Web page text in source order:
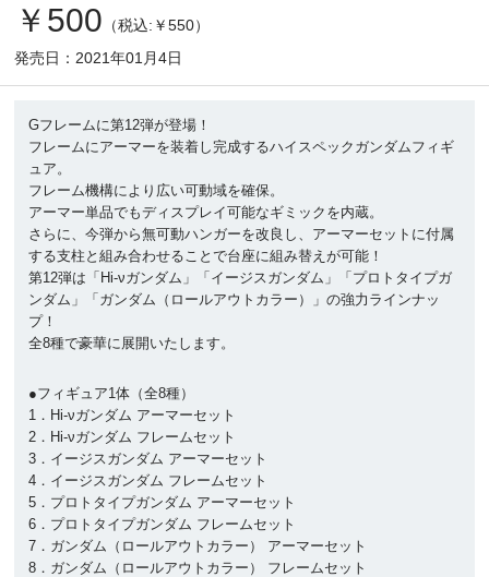
￥500 （税込:￥550）
発売日：2021年01月4日
Gフレームに第12弾が登場！
フレームにアーマーを装着し完成するハイスペックガンダムフィギ
ュア。
フレーム機構により広い可動域を確保。
アーマー単品でもディスプレイ可能なギミックを内蔵。
さらに、今弾から無可動ハンガーを改良し、アーマーセットに付属
する支柱と組み合わせることで台座に組み替えが可能！
第12弾は「Hi-νガンダム」「イージスガンダム」「プロトタイプガ
ンダム」「ガンダム（ロールアウトカラー）」の強力ラインナッ
プ！
全8種で豪華に展開いたします。
●フィギュア1体（全8種）
1．Hi-νガンダム アーマーセット
2．Hi-νガンダム フレームセット
3．イージスガンダム アーマーセット
4．イージスガンダム フレームセット
5．プロトタイプガンダム アーマーセット
6．プロトタイプガンダム フレームセット
7．ガンダム（ロールアウトカラー） アーマーセット
8．ガンダム（ロールアウトカラー） フレームセット